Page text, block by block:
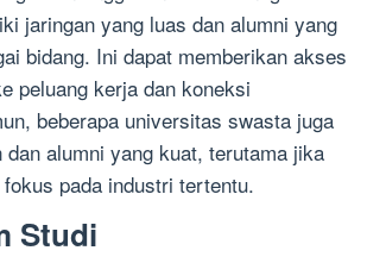
jaringan yang luas dan alumni yang
bidang. Ini dapat memberikan akses
peluang kerja dan koneksi
beberapa universitas swasta juga
alumni yang kuat, terutama jika
pada industri tertentu.
Studi